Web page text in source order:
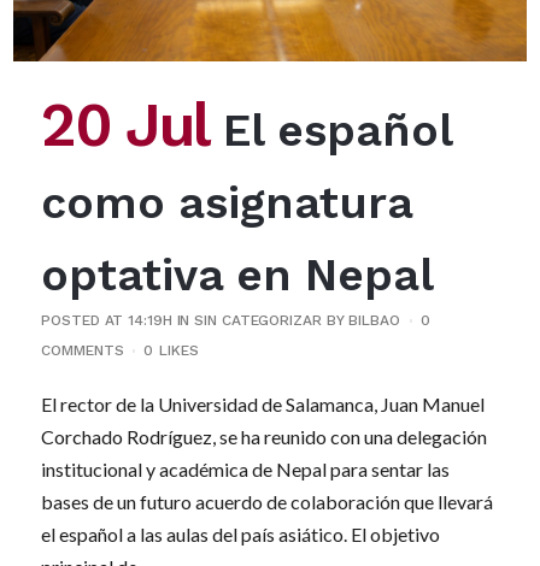
20 Jul El español
como asignatura
optativa en Nepal
POSTED AT 14:19H INSIN CATEGORIZAR BYBILBAO
0
COMMENTS
0 LIKES
El rector de la Universidad de Salamanca, Juan Manuel
Corchado Rodríguez, se ha reunido con una delegación
institucional y académica de Nepal para sentar las
bases de un futuro acuerdo de colaboración que llevará
el español a las aulas del país asiático. El objetivo